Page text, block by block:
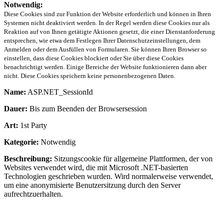
Notwendig:
Diese Cookies sind zur Funktion der Website erforderlich und können in Ihren
Systemen nicht deaktiviert werden. In der Regel werden diese Cookies nur als
Reaktion auf von Ihnen getätigte Aktionen gesetzt, die einer Dienstanforderung
entsprechen, wie etwa dem Festlegen Ihrer Datenschutzeinstellungen, dem
Anmelden oder dem Ausfüllen von Formularen. Sie können Ihren Browser so
einstellen, dass diese Cookies blockiert oder Sie über diese Cookies
benachrichtigt werden. Einige Bereiche der Website funktionieren dann aber
nicht. Diese Cookies speichern keine personenbezogenen Daten.
Name: ASP.NET_SessionId
Dauer: Bis zum Beenden der Browsersession
Art: 1st Party
Kategorie: Notwendig
Beschreibung: Sitzungscookie für allgemeine Plattformen, der von
Websites verwendet wird, die mit Microsoft .NET-basierten
Technologien geschrieben wurden. Wird normalerweise verwendet,
um eine anonymisierte Benutzersitzung durch den Server
aufrechtzuerhalten.